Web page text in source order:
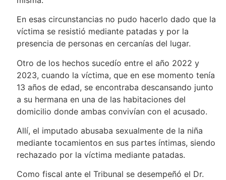
En esas circunstancias no pudo hacerlo dado que la
víctima se resistió mediante patadas y por la
presencia de personas en cercanías del lugar.
Otro de los hechos sucedío entre el año 2022 y
2023, cuando la víctima, que en ese momento tenía
13 años de edad, se encontraba descansando junto
a su hermana en una de las habitaciones del
domicilio donde ambas convivían con el acusado.
Allí, el imputado abusaba sexualmente de la niña
mediante tocamientos en sus partes íntimas, siendo
rechazado por la víctima mediante patadas.
Como fiscal ante el Tribunal se desempeñó el Dr.